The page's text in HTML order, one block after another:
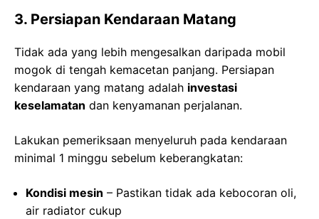
3. Persiapan Kendaraan Matang
Tidak ada yang lebih mengesalkan daripada mobil
mogok di tengah kemacetan panjang. Persiapan
kendaraan yang matang adalah investasi
keselamatan dan kenyamanan perjalanan.
Lakukan pemeriksaan menyeluruh pada kendaraan
minimal 1 minggu sebelum keberangkatan:
Kondisi mesin – Pastikan tidak ada kebocoran oli,
air radiator cukup